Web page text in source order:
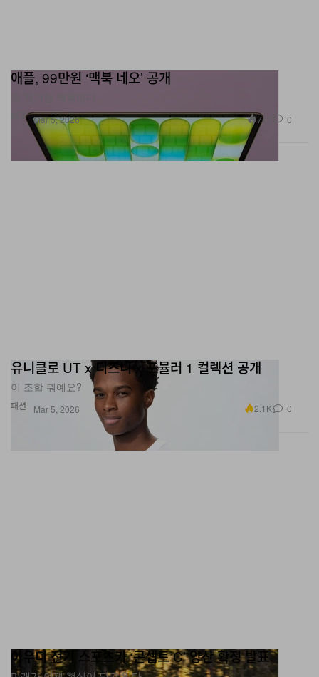
테크
애플, 99만원 ‘맥북 네오’ 공개
Mar 5, 2026 753 0
패션
유니클로 UT x 디즈니 x 포뮬러 1 컬렉션 공개
이 조합 뭐예요?
Mar 5, 2026 2.1K 0
아우디 전기 스포츠카 ‘콘셉트 C’ 양산 확정 발표